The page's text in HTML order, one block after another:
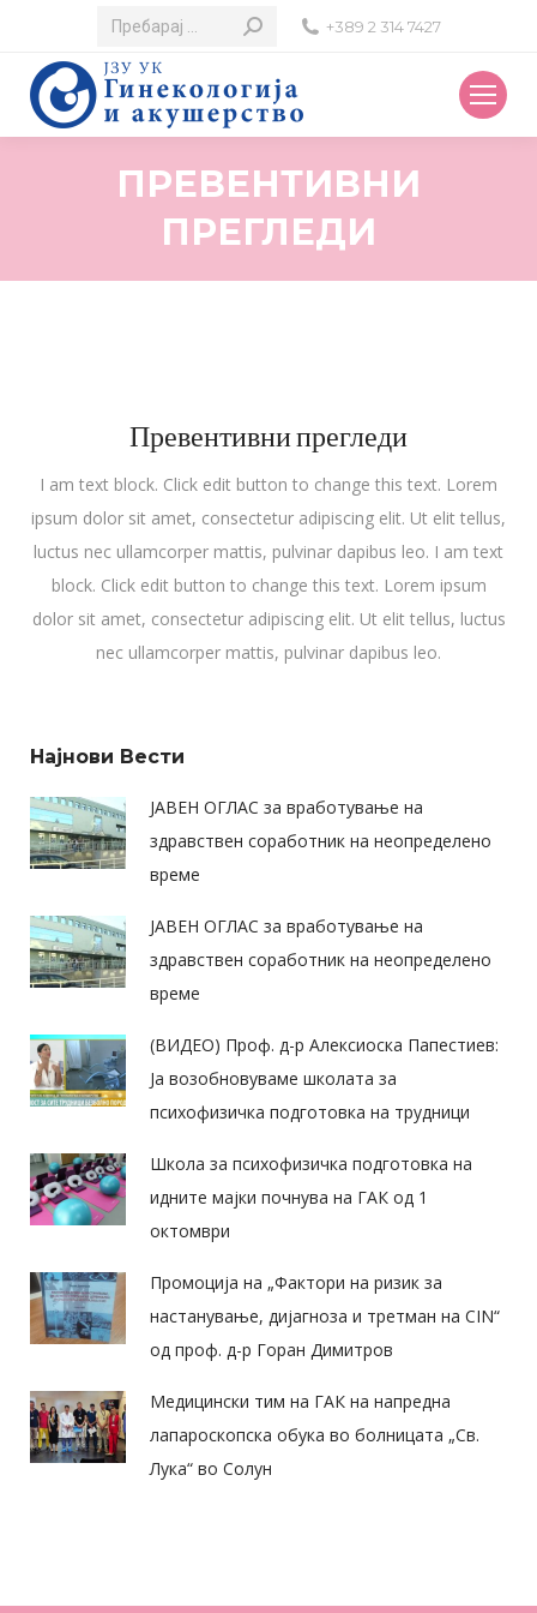
Search:
+389 2 314 7427
ПРЕВЕНТИВНИ
ПРЕГЛЕДИ
Превентивни прегледи
I am text block. Click edit button to change this text. Lorem
ipsum dolor sit amet, consectetur adipiscing elit. Ut elit tellus,
luctus nec ullamcorper mattis, pulvinar dapibus leo. I am text
block. Click edit button to change this text. Lorem ipsum
dolor sit amet, consectetur adipiscing elit. Ut elit tellus, luctus
nec ullamcorper mattis, pulvinar dapibus leo.
Најнови Вести
ЈАВЕН ОГЛАС за вработување на
здравствен соработник на неопределено
време
ЈАВЕН ОГЛАС за вработување на
здравствен соработник на неопределено
време
(ВИДЕО) Проф. д-р Алексиоска Папестиев:
Ја возобновуваме школата за
психофизичка подготовка на трудници
Школа за психофизичка подготовка на
идните мајки почнува на ГАК од 1
октомври
Промоција на „Фактори на ризик за
настанување, дијагноза и третман на CIN“
од проф. д-р Горан Димитров
Медицински тим на ГАК на напредна
лапароскопска обука во болницата „Св.
Лука“ во Солун